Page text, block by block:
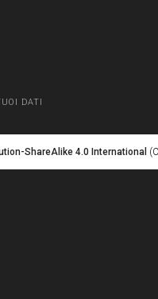
DATI
ShareAlike 4.0 International